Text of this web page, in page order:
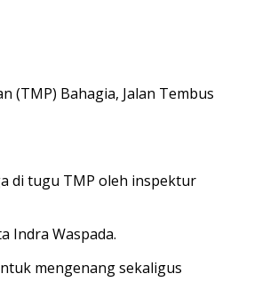
(TMP) Bahagia, Jalan Tembus
di tugu TMP oleh inspektur
Indra Waspada.
mengenang sekaligus